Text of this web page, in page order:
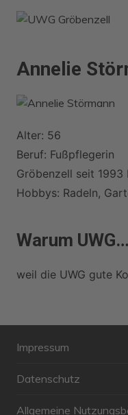
Zum
Inhalt
Annelie
Alter: 56
Beruf: Fußpflegerin
Gröbenzell seit 1993
Hobbys: Radeln,
Warum UWG…
weil die UWG gute
Impressum
Datenschutz
Allgemeine